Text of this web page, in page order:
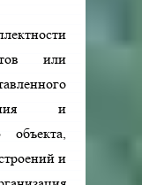
или
и
объекта,
и